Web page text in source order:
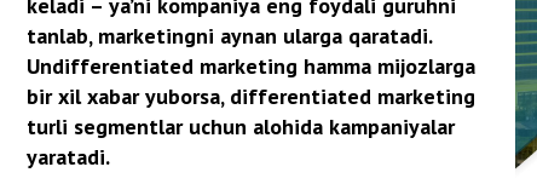
Targeting va segmentation